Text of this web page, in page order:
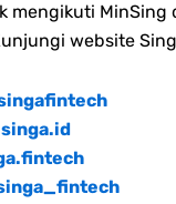
mengikuti MinSing
website
singa.id